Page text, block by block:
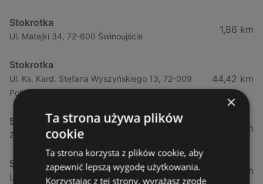
Stokrotka
Ul. Matejki 34, 72-600 Świnoujście
1,86 km
Stokrotka
Ul. Ks. Kard. Stefana Wyszyńskiego 13, 72-009
Police
44,42 km
Stokrotka
Zamenhofa 7a, 72-010 Police
44,49 km
Stokrotka
Ul. Górna (obok Szczecina) 7a, 71-218 Mierzyn
50,66 km
×
Ta strona używa plików
cookie
Ta strona korzysta z plików cookie, aby
zapewnić lepszą wygodę użytkowania.
Korzystając z tej strony, wyrażasz zgodę